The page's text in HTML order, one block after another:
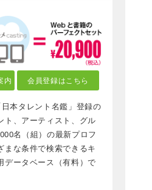
内 会員登録はこちら
本タレント名鑑」登録の
ト、アーティスト、グル
名（組）の最新プロフ
まな条件で検索できるキ
データベース（有料）で